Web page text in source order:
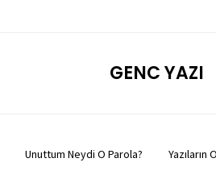
GENC YAZI
Unuttum Neydi O Parola? Yazıların